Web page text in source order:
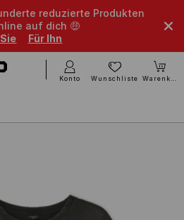
reduzierte Produkten
auf dich 🤑
Für Ihn
Konto Wunschliste Warenkorb